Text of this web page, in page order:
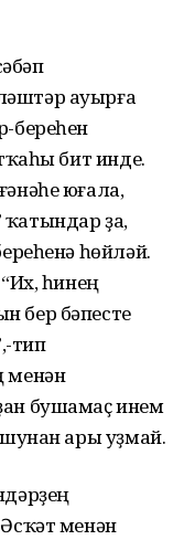
ауырға
береһен
бит инде.
юғала,
ҙа,
һөйләй.
һинең
бер бәпесте
тип
менән
бушамаҫ инем
ары уҙмай.
менән